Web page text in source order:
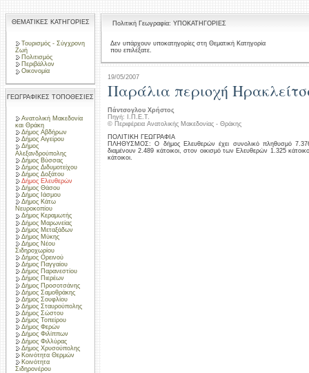
ΘΕΜΑΤΙΚΕΣ ΚΑΤΗΓΟΡΙΕΣ
Τουρισμός - Σύγχρονη
Ζωή
Πολιτισμός
Περιβάλλον
Οικονομία
ΓΕΩΓΡΑΦΙΚΕΣ ΤΟΠΟΘΕΣΙΕΣ
Ανατολική Μακεδονία
και Θράκη
Δήμος Αβδήρων
Δήμος Αιγείρου
Δήμος
Αλεξανδρούπολης
Δήμος Βύσσας
Δήμος Διδυμοτείχου
Δήμος Δοξάτου
Δήμος Ελευθερών
Δήμος Θάσου
Δήμος Ιάσμου
Δήμος Κάτω
Νευροκοπίου
Δήμος Κεραμωτής
Δήμος Μαρωνείας
Δήμος Μεταξάδων
Δήμος Μύκης
Δήμος Νέου
Σιδηροχωρίου
Δήμος Ορεινού
Δήμος Παγγαίου
Δήμος Παρανεστίου
Δήμος Πιερέων
Δήμος Προσοτσάνης
Δήμος Σαμοθράκης
Δήμος Σουφλίου
Δήμος Σταυρούπολης
Δήμος Σώστου
Δήμος Τοπείρου
Δήμος Φερών
Δήμος Φιλίππων
Δήμος Φιλλύρας
Δήμος Χρυσούπολης
Κοινότητα Θερμών
Κοινότητα
Σιδηρονέρου
Πολιτική Γεωγραφία: ΥΠΟΚΑΤΗΓΟΡΙΕΣ
Δεν υπάρχουν υποκατηγορίες στη Θεματική Κατηγορία
που επιλέξατε.
19/05/2007
Παράλια περιοχή
Πάντσογλου Χρήστος
Πηγή: Ι.Π.Ε.Τ.
© Περιφέρεια Ανατολικής Μακεδονίας - Θράκης
ΠΟΛΙΤΙΚΗ ΓΕΩΓΡΑΦΙΑ
ΠΛΗΘΥΣΜΟΣ: Ο δήμος Ελευθερών έχει συνολικό πληθυσμό 7.376
διαμένουν 2.489 κάτοικοι, στον οικισμό των Ελευθερών 1.325
κάτοικοι.